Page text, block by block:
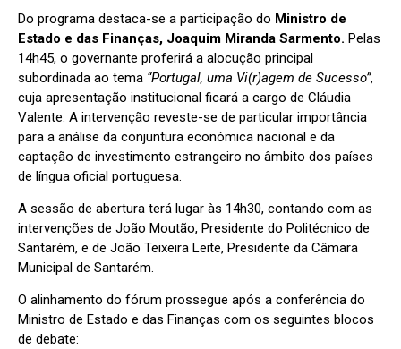
Do programa destaca-se a participação do Ministro de
Estado e das Finanças, Joaquim Miranda Sarmento. Pelas
14h45, o governante proferirá a alocução principal
subordinada ao tema “Portugal, uma Vi(r)agem de Sucesso”,
cuja apresentação institucional ficará a cargo de Cláudia
Valente. A intervenção reveste-se de particular importância
para a análise da conjuntura económica nacional e da
captação de investimento estrangeiro no âmbito dos países
de língua oficial portuguesa.
A sessão de abertura terá lugar às 14h30, contando com as
intervenções de João Moutão, Presidente do Politécnico de
Santarém, e de João Teixeira Leite, Presidente da Câmara
Municipal de Santarém.
O alinhamento do fórum prossegue após a conferência do
Ministro de Estado e das Finanças com os seguintes blocos
de debate: